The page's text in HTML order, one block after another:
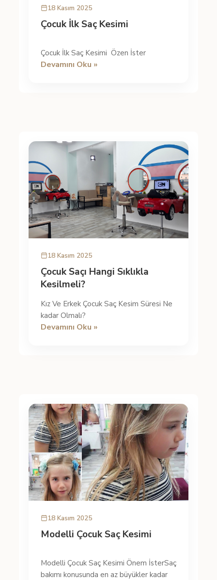
18 Kasım 2025
Çocuk İlk Saç Kesimi
Çocuk İlk Saç Kesimi Özen İster
Devamını Oku »
18 Kasım 2025
Çocuk Saçı Hangi Sıklıkla
Kesilmeli?
Kız Ve Erkek Çocuk Saç Kesim Süresi Ne
kadar Olmalı?
Devamını Oku »
18 Kasım 2025
Modelli Çocuk Saç Kesimi
Modelli Çocuk Saç Kesimi Önem İsterSaç
bakımı konusunda en az büyükler kadar